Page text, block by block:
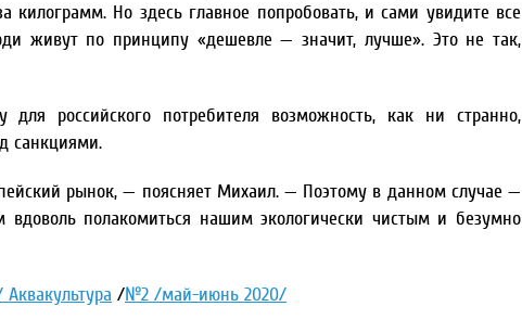
килограмм. Но здесь главное попробовать, и сами увидите все
живут по принципу «дешевле — значит, лучше». Это не так,
российского потребителя возможность, как ни странно,
санкциями.
рынок, — поясняет Михаил. — Поэтому в данном случае —
полакомиться нашим экологически чистым и безумно
/№2 /май-июнь 2020/